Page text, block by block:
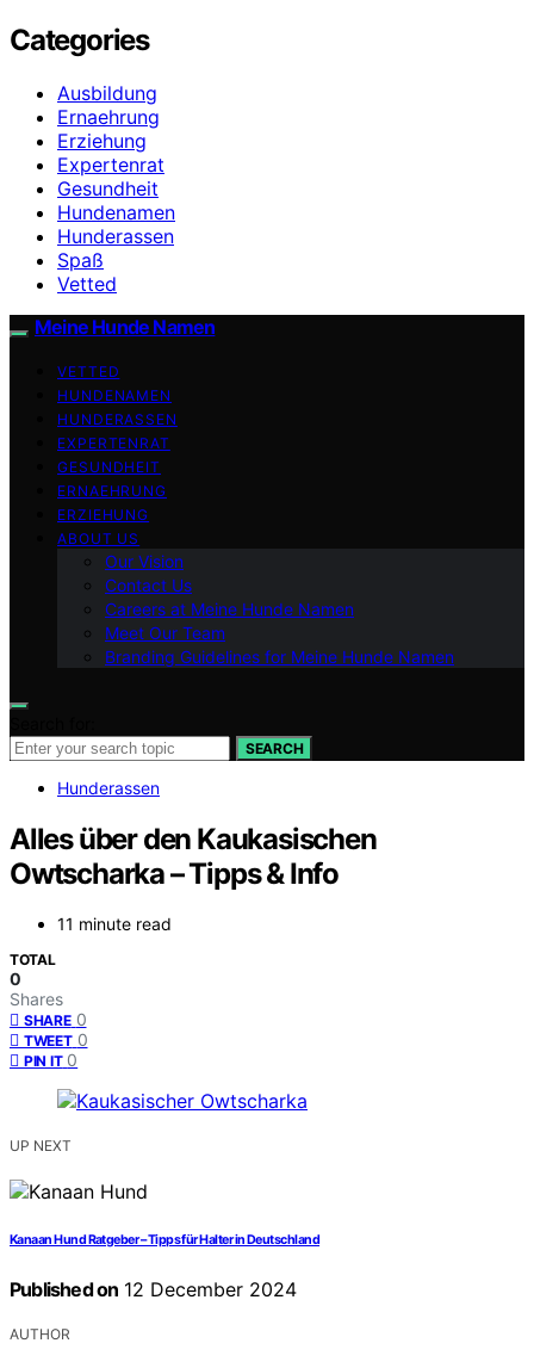
Categories
Ausbildung
Ernaehrung
Erziehung
Expertenrat
Gesundheit
Hundenamen
Hunderassen
Spaß
Vetted
Meine Hunde Namen
VETTED
HUNDENAMEN
HUNDERASSEN
EXPERTENRAT
GESUNDHEIT
ERNAEHRUNG
ERZIEHUNG
ABOUT US
Our Vision
Contact Us
Careers at Meine Hunde Namen
Meet Our Team
Branding Guidelines for Meine Hunde Namen
SEARCH
Hunderassen
Alles über den Kaukasischen
Owtscharka – Tipps & Info
11 minute read
TOTAL
0
Shares
SHARE 0
TWEET 0
PIN IT 0
UP NEXT
Kanaan Hund Ratgeber – Tipps für Halter in Deutschland
Published on 12 December 2024
AUTHOR